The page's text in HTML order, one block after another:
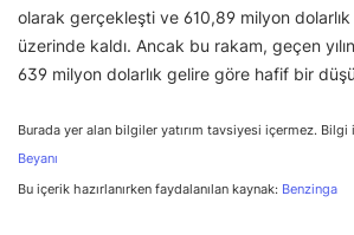
olarak gerçekleşti ve 610,89 milyon
üzerinde kaldı. Ancak bu rakam, geçen
639 milyon dolarlık gelire göre hafif bir
Burada yer alan bilgiler yatırım tavsiyesi içermez. Bilgi
Beyanı
Bu içerik hazırlanırken faydalanılan kaynak: Benzinga